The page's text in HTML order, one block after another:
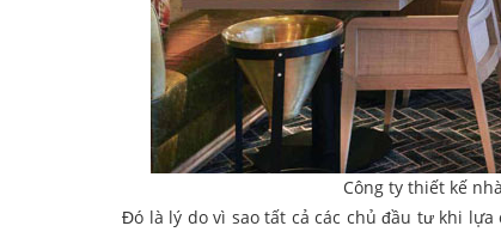
Công ty thiết kế
Đó là lý do vì sao tất cả các chủ đầu tư khi